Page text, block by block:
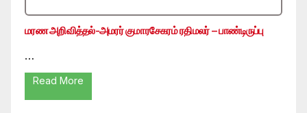
மரண அறிவித்தல்-அமரர் குமாரசேகரம் ரதிமலர் – பாண்டிருப்பு
…
Read More